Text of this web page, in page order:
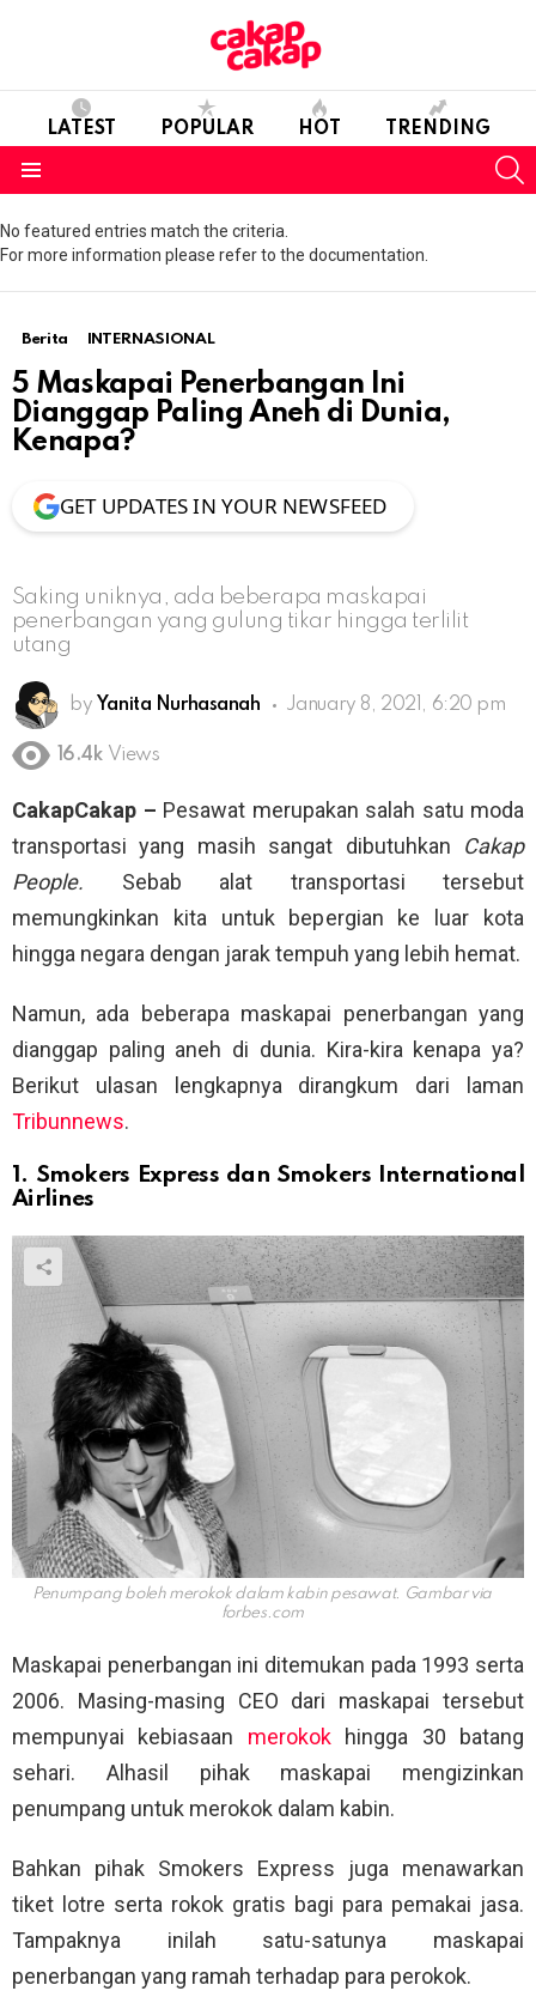
LATEST POPULAR HOT TRENDING
No featured entries match the criteria.
For more information please refer to the documentation.
Berita INTERNASIONAL
5 Maskapai Penerbangan Ini
Dianggap Paling Aneh di Dunia,
Kenapa?
GET UPDATES IN YOUR NEWSFEED
Saking uniknya, ada beberapa maskapai
penerbangan yang gulung tikar hingga terlilit
utang
by Yanita Nurhasanah January 8, 2021, 6:20 pm
16.4k Views
CakapCakap – Pesawat merupakan salah satu moda
transportasi yang masih sangat dibutuhkan Cakap
People. Sebab alat transportasi tersebut
memungkinkan kita untuk bepergian ke luar kota
hingga negara dengan jarak tempuh yang lebih hemat.
Namun, ada beberapa maskapai penerbangan yang
dianggap paling aneh di dunia. Kira-kira kenapa ya?
Berikut ulasan lengkapnya dirangkum dari laman
Tribunnews.
1. Smokers Express dan Smokers International
Airlines
Penumpang boleh merokok dalam kabin pesawat. Gambar via
forbes.com
Maskapai penerbangan ini ditemukan pada 1993 serta
2006. Masing-masing CEO dari maskapai tersebut
mempunyai kebiasaan merokokhingga 30 batang
sehari. Alhasil pihak maskapai mengizinkan
penumpang untuk merokok dalam kabin.
Bahkan pihak Smokers Express juga menawarkan
tiket lotre serta rokok gratis bagi para pemakai jasa.
Tampaknya inilah satu-satunya maskapai
penerbangan yang ramah terhadap para perokok.